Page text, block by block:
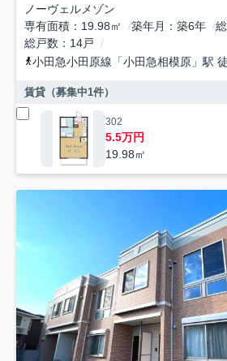
ノーヴェルメゾン
専有面積
19.98㎡ 築年月 築6年
総戸数
14戸
小田急小田原線 「小田急相模原 」駅
賃貸（募集中1件）
302
5.5万円
19.98㎡